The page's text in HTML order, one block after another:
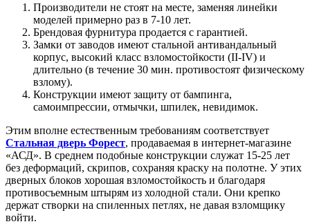
Производители не стоят на месте, заменяя линейки
моделей примерно раз в 7-10 лет.
Брендовая фурнитура продается с гарантией.
Замки от заводов имеют стальной антивандальный
корпус, высокий класс взломостойкости (II-IV) и
длительно (в течение 30 мин. противостоят физическому
взлому).
Конструкции имеют защиту от бампинга,
самоимпрессии, отмычки, шпилек, невидимок.
Этим вполне естественным требованиям соответствует
Стальная дверь Форест, продаваемая в интернет-магазине
«АСД». В среднем подобные конструкции служат 15-25 лет
без деформаций, скрипов, сохраняя краску на полотне. У этих
дверных блоков хорошая взломостойкость и благодаря
противосъемным штырям из холодной стали. Они крепко
держат створки на спиленных петлях, не давая взломщику
войти.